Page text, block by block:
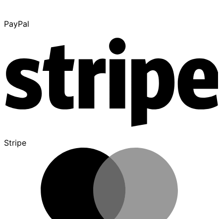
PayPal
Stripe